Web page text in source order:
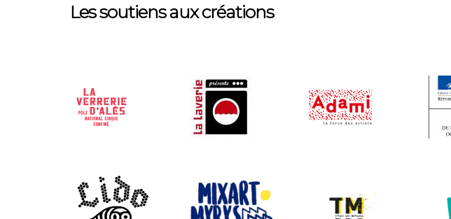
Les soutiens aux créations